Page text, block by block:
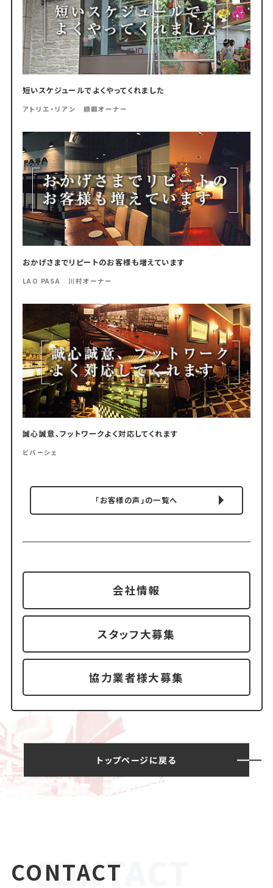
短いスケジュールでよくやってくれました
アトリエ・リアン 纐纈オーナー
おかげさまでリピートのお客様も増えています
LAO PASA 川村オーナー
誠心誠意、フットワークよく対応してくれます
ビバーシェ
「お客様の声」の一覧へ
会社情報
スタッフ大募集
協力業者様大募集
トップページに戻る
CONTACT